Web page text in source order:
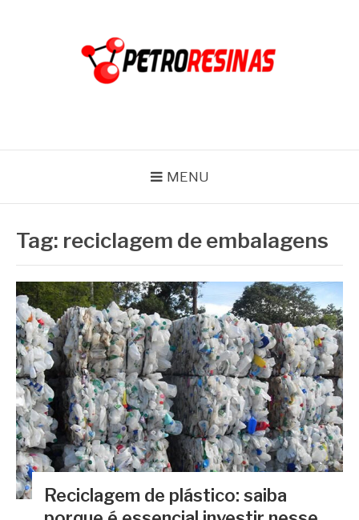
MENU
Tag: reciclagem de embalagens
Reciclagem de plástico: saiba